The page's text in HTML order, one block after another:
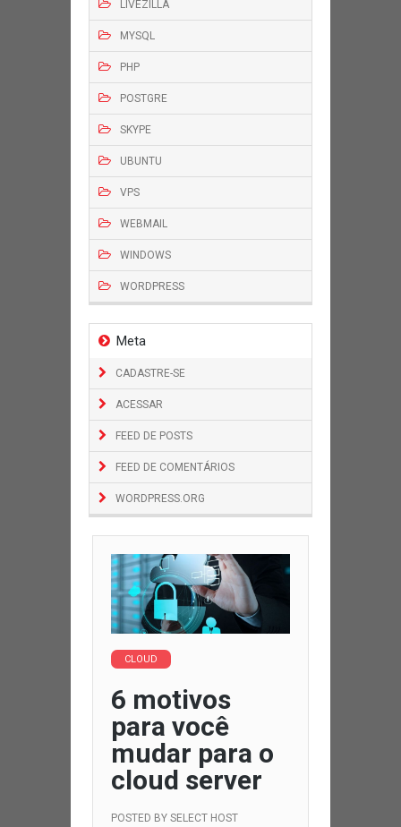
LIVEZILLA
MYSQL
PHP
POSTGRE
SKYPE
UBUNTU
VPS
WEBMAIL
WINDOWS
WORDPRESS
Meta
CADASTRE-SE
ACESSAR
FEED DE POSTS
FEED DE COMENTÁRIOS
WORDPRESS.ORG
CLOUD
6 motivos
para você
mudar para o
cloud server
POSTED BY SELECT HOST